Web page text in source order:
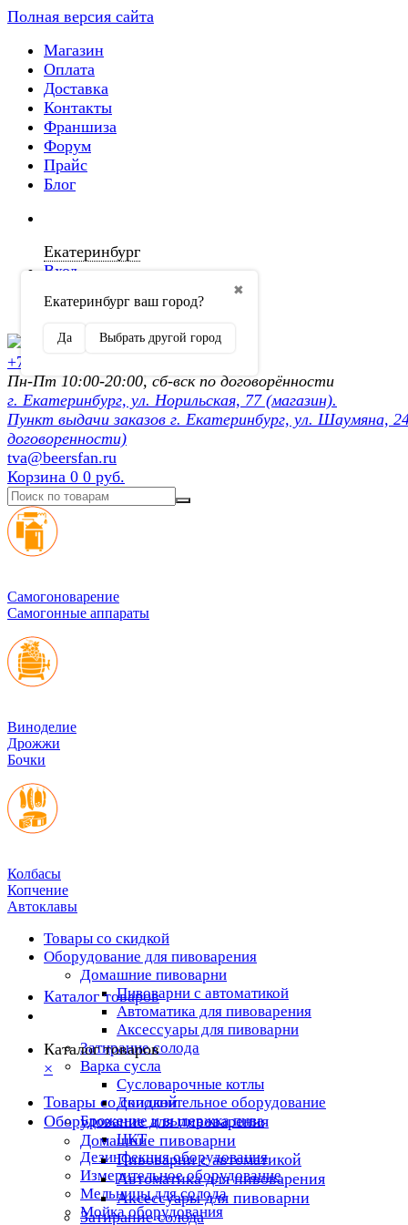
Полная версия сайта
Магазин
Оплата
Доставка
Контакты
Франшиза
Форум
Прайс
Блог
Екатеринбург
✖
Екатеринбург ваш город?
Да Выбрать другой город
Вход
Регистрация
+7 (902) 872-54-70
Пн-Пт 10:00-20:00, сб-вск по договорённости
г. Екатеринбург, ул. Норильская, 77 (магазин).
Пункт выдачи заказов г. Екатеринбург, ул. Шаумяна,
договоренности)
tva@beersfan.ru
Корзина 0 0 руб.
Cамогоноварение
Самогонные аппараты
Виноделие
Дрожжи
Бочки
Колбасы
Копчение
Автоклавы
Товары со скидкой
Оборудование для пивоварения
Домашние пивоварни
Пивоварни с автоматикой
Автоматика для пивоварения
Аксессуары для пивоварни
Затирание солода
Варка сусла
Cусловарочные котлы
Дополнительное оборудование
Брожение и выдержка пива
ЦКТ
Дезинфекция оборудования
Измерительное оборудование
Мельницы для солода
Мойка оборудования
Каталог товаров
Каталог товаров
×
Товары со скидкой
Оборудование для пивоварения
Домашние пивоварни
Пивоварни с автоматикой
Автоматика для пивоварения
Аксессуары для пивоварни
Затирание солода